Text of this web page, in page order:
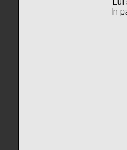
Lui
In